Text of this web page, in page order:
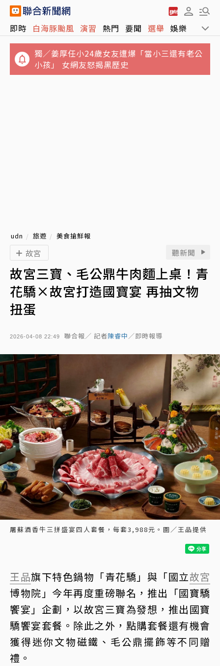
即時 白海豚颱風 演習 熱門 要聞 選舉 娛樂 運動
獨／姜厚任小24歲女友遭爆「當小三還有老公
小孩」 女網友怒揭黑歷史
udn 旅遊 美食搶鮮報
聽新聞
故宮三寶、毛公鼎牛肉麵上桌！青
花驕×故宮打造國寶宴 再抽文物
扭蛋
2026-04-08 22:49 聯合報／ 記者陳睿中／即時報導
故宮
屠蘇酒香牛三拼盛宴四人套餐，每套3,988元。圖／王品提供
王品旗下特色鍋物「青花驕」與「國立故宮
博物院」今年再度重磅聯名，推出「國寶驕
饗宴」企劃，以故宮三寶為發想，推出國寶
驕饗宴套餐。除此之外，點購套餐還有機會
獲得迷你文物磁鐵、毛公鼎擺飾等不同贈
禮。